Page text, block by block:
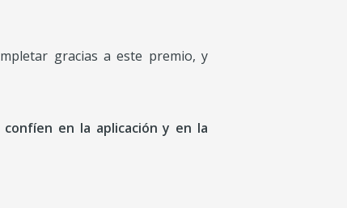
gracias a este premio, y
confíen en la aplicación y en la